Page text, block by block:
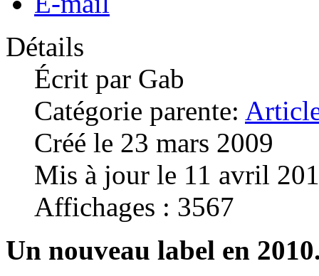
Détails
Écrit par Gab
Catégorie parente:
Créé le 23 mars 2009
Mis à jour le 11 avril
Affichages : 3567
Un nouveau label en